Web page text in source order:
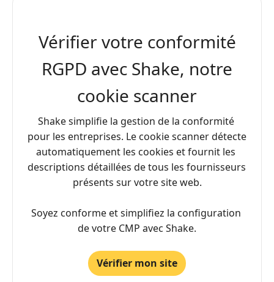
Vérifier votre conformité
RGPD avec Shake, notre
cookie scanner
Shake simplifie la gestion de la conformité
pour les entreprises. Le cookie scanner détecte
automatiquement les cookies et fournit les
descriptions détaillées de tous les fournisseurs
présents sur votre site web.
Soyez conforme et simplifiez la configuration
de votre CMP avec Shake.
Vérifier mon site